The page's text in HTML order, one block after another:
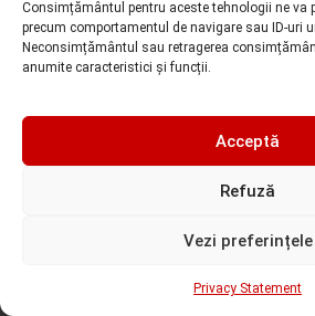
Consimțământul pentru aceste tehnologii ne va
precum comportamentul de navigare sau ID-uri
Neconsimțământul sau retragerea
anumite caracteristici și funcții.
Acceptă
Refuză
Vezi preferințele
Privacy Statement
Subiecte căutate de cititori